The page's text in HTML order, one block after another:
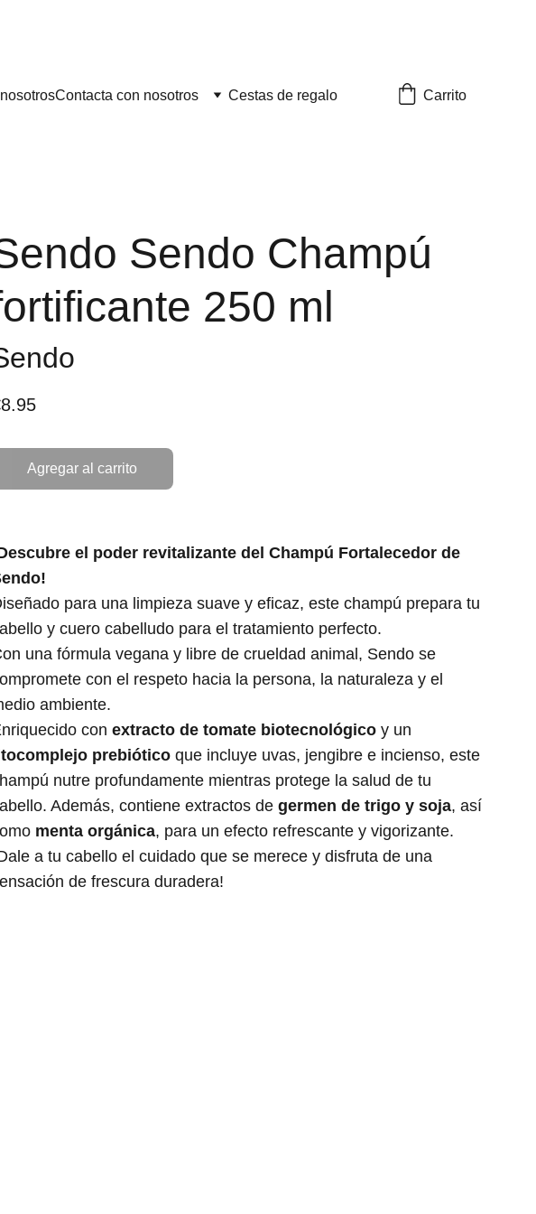
Contacta con nosotros Cestas de regalo Carrito
Sendo Champú
250 ml
Agregar al carrito
el poder revitalizante del Champú Fortalecedor de
para una limpieza suave y eficaz, este champú prepara tu
y cuero cabelludo para el tratamiento perfecto.
una fórmula vegana y libre de crueldad animal, Sendo se
con el respeto hacia la persona, la naturaleza y el
ambiente.
con extracto de tomate biotecnológico y un
prebiótico que incluye uvas, jengibre e incienso, este
nutre profundamente mientras protege la salud de tu
Además, contiene extractos de germen de trigo y soja, así
menta orgánica, para un efecto refrescante y vigorizante.
a tu cabello el cuidado que se merece y disfruta de una
de frescura duradera!